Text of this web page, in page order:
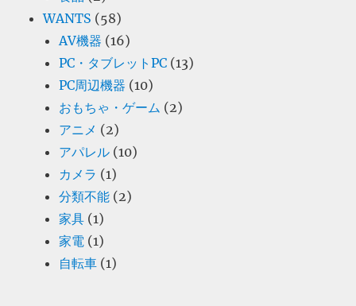
WANTS (58)
AV機器 (16)
PC・タブレットPC (13)
PC周辺機器 (10)
おもちゃ・ゲーム (2)
アニメ (2)
アパレル (10)
カメラ (1)
分類不能 (2)
家具 (1)
家電 (1)
自転車 (1)